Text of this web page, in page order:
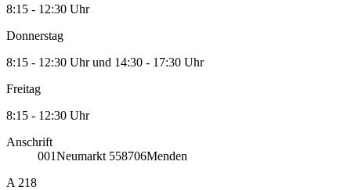
8:15 - 12:30 Uhr
Donnerstag
8:15 - 12:30 Uhr und 14:30 - 17:30 Uhr
Freitag
8:15 - 12:30 Uhr
Anschrift
001Neumarkt 558706Menden
A 218